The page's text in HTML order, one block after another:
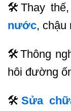
🛠Thay thế,
nước, chậu
🛠Thông
hôi đường
🛠Sửa